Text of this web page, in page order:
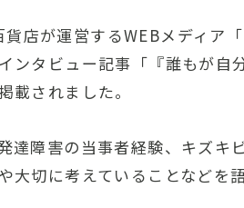
店が運営するWEBメディア
ンタビュー記事「『誰もが自
載されました。
達障害の当事者経験、キズキ
切に考えていることなどを語